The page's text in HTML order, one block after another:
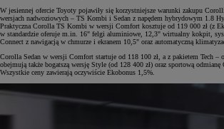
W jesiennej ofercie Toyoty pojawiły się korzystniejsze warunki zakupu
wersjach nadwoziowych – TS Kombi i Sedan z napędem hybrydowym 1.8
Praktyczna Corolla TS Kombi w wersji Comfort kosztuje od 119 000 zł (z
w standardzie oferuje m.in. 16" felgi aluminiowe, 12,3" wirtualny kokpit,
Connect z nawigacją w chmurze i ekranem 10,5" oraz automatyczną
Corolla Sedan w wersji Comfort startuje od 118 100 zł, a z pakietem Tech –
obejmują także bogatszą wersję Style (od 128 400 zł) oraz sportową odmianę
Wszystkie ceny zawierają oczywiście Ekobonus 1,5%.